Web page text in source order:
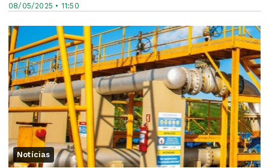
08/05/2025 • 11:50
Notícias